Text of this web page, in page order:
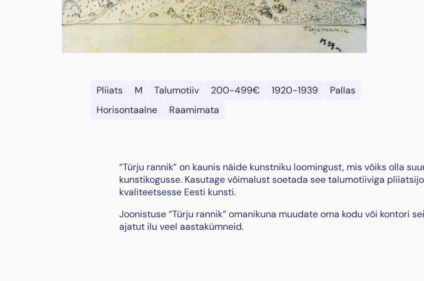
Pliiats M Talumotiiv 200-499€ 1920-1939
Pallas
Horisontaalne
Raamimata
“Türju rannik” on kaunis näide kunstniku loomingust, mis võiks olla
kunstikogusse. Kasutage võimalust soetada see talumotiiviga
kvaliteetsesse Eesti kunsti.
Joonistuse “Türju rannik” omanikuna muudate oma kodu või kontori
ajatut ilu veel aastakümneid.